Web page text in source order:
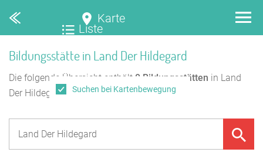
Karte
Liste
Bildungsstätte in Land Der Hildegard
Die folgende Übersicht enthält 0 Bildungsstätten in Land
Der Hildegard.
Suchen bei Kartenbewegung